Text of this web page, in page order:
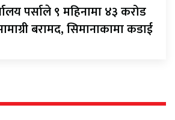
पर्साले ९ महिनामा ४३ करोड
बरामद, सिमानाकामा कडाई